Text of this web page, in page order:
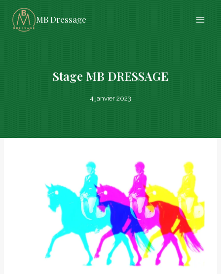
MB Dressage
Stage MB DRESSAGE
4 janvier 2023